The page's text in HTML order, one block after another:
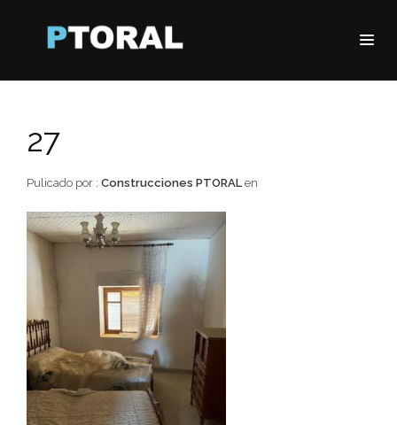
27
Pulicado por : Construcciones PTORAL en